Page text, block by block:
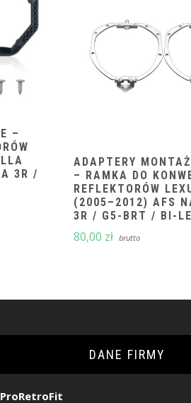
–
3R /
ADAPTERY
– RAMKA DO
REFLEKTORÓW
(2005–2012) AFS
3R / G5-BRT / BI-
80,00 zł brutto
DANE FIRMY
ProRetroFit